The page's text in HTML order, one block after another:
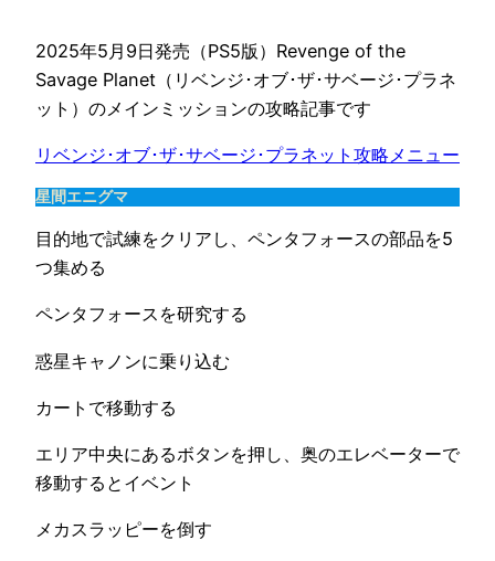
2025年5月9日発売（PS5版）Revenge of the
Savage Planet（リベンジ･オブ･ザ･サベージ･プラネ
ット）のメインミッションの攻略記事です
リベンジ･オブ･ザ･サベージ･プラネット攻略メニュー
星間エニグマ
目的地で試練をクリアし、ペンタフォースの部品を5
つ集める
ペンタフォースを研究する
惑星キャノンに乗り込む
カートで移動する
エリア中央にあるボタンを押し、奥のエレベーターで
移動するとイベント
メカスラッピーを倒す